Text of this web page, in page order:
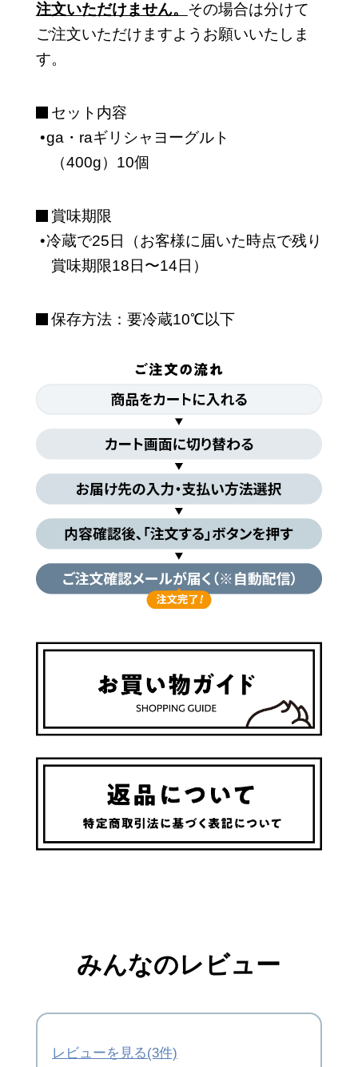
注文いただけません。 その場合は分けて
ご注文いただけますようお願いいたしま
す。
セット内容
ga・raギリシャヨーグルト
（400g）10個
賞味期限
冷蔵で25日（お客様に届いた時点で残り
賞味期限18日〜14日）
保存方法：要冷蔵10℃以下
みんなのレビュー
レビューを見る(3件)